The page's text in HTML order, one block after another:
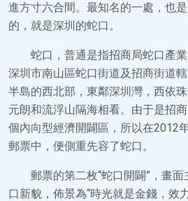
進方寸六合間。最知名的一處，也
的，就是深圳的蛇口。
蛇口，普通是指招商局蛇口產
深圳市南山區蛇口街道及招商街道
半島的西北部，東鄰深圳灣，西依
元朗和流浮山隔海相看。由于是招
個內向型經濟開闢區，所以在2012
郵票中，便側重先容了蛇口。
郵票的第二枚“蛇口開闢”，畫
口新貌，佈景為“時光就是金錢，效